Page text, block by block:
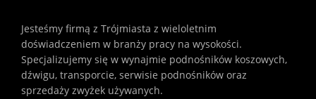
Jesteśmy firmą z Trójmiasta z wieloletnim
doświadczeniem w branży pracy na wysokości.
Specjalizujemy się w wynajmie podnośników koszowych,
dźwigu, transporcie, serwisie podnośników oraz
sprzedaży zwyżek używanych.